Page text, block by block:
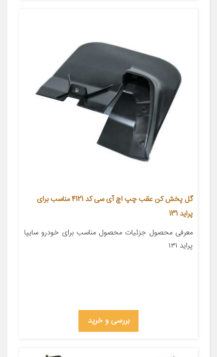
گل پخش کن عقب چپ اچ آی سی کد 4121 مناسب برای
پراید 131
معرفی محصول جزئیات محصول مناسب برای خودرو سایپا
پراید ۱۳۱
بررسی و خرید